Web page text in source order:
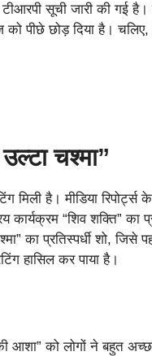
टीआरपी सूची जारी की
पीछे छोड़ दिया है।
चश्मा”
मिली है। मीडिया
“शिव शक्ति” का
का प्रतिस्पर्धी शो, जिसे
हासिल कर पाया है।
को लोगों ने बहुत अच्छा